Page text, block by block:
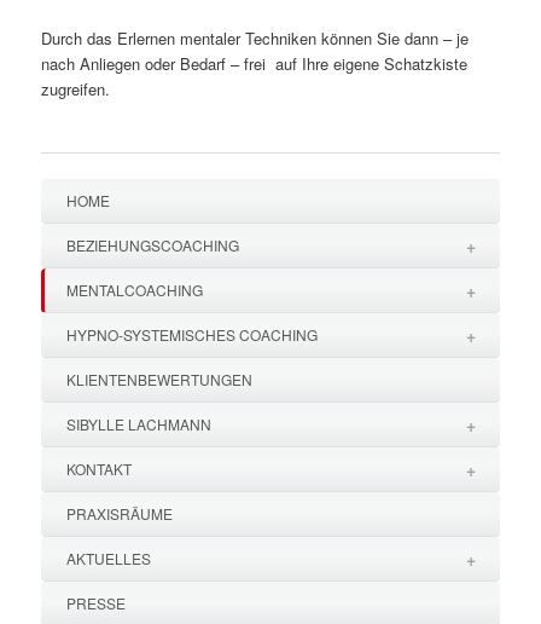
Durch das Erlernen mentaler Techniken können Sie dann – je
nach Anliegen oder Bedarf – frei auf Ihre eigene Schatzkiste
zugreifen.
HOME
+
BEZIEHUNGSCOACHING
+
MENTALCOACHING
+
HYPNO-SYSTEMISCHES COACHING
KLIENTENBEWERTUNGEN
+
SIBYLLE LACHMANN
+
KONTAKT
PRAXISRÄUME
+
AKTUELLES
PRESSE